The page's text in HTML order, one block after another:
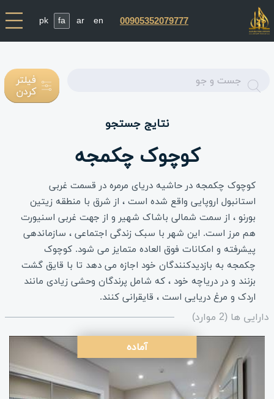
00905352079777
en
ar
fa
pk
Enter
text
فیلتر
کردن
نتایج جستجو
کوچوک چکمجه
کوچوک چکمجه در حاشیه دریای مرمره در قسمت غربی
استانبول اروپایی واقع شده است ، از شرق با منطقه زیتین
بورنو ، از سمت شمالی باشاک شهیر و از جهت غربی اسنیورت
هم مرز است. این شهر با سبک زندگی اجتماعی ، سازماندهی
پیشرفته و امکانات فوق العاده متمایز می شود. کوچوک
چکمجه به بازدیدکنندگان خود اجازه می دهد تا با قایق گشت
بزنند و در دریاچه خود ، که شامل پرندگان وحشی زیادی مانند
اردک و مرغ دریایی است ، قایقرانی کنند.
دارایی ها (2 موارد)
آماده